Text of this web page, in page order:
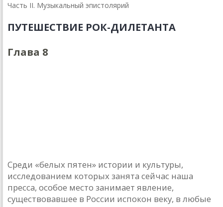
Часть II. Музыкальный эпистолярий
ПУТЕШЕСТВИЕ РОК-ДИЛЕТАНТА
Глава 8
Среди «белых пятен» истории и культуры,
исследованием которых занята сейчас наша
пресса, особое место занимает явление,
существовавшее в России испокон веку, в любые